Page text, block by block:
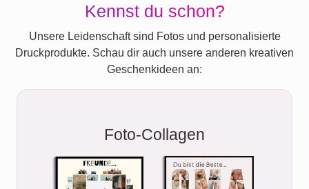
Kennst du schon?
Unsere Leidenschaft sind Fotos und personalisierte
Druckprodukte. Schau dir auch unsere anderen kreativen
Geschenkideen an:
Foto-Collagen